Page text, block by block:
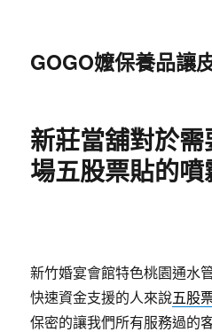
GOGO嬤保養品讓
新莊當舖對於
場五股票貼的
新竹婚宴會館特色桃園通水
快速資金支援的人來說五股
保密的讓我們所有服務過的